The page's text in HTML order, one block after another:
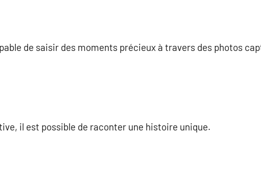
de saisir des moments précieux à travers des photos
il est possible de raconter une histoire unique.